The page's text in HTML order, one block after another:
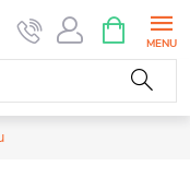
KOŠÍK